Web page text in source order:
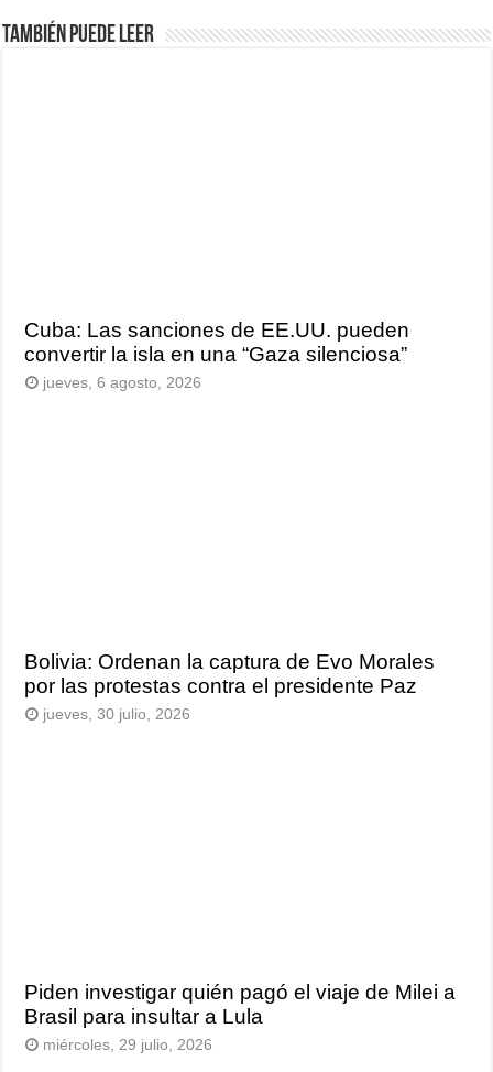
También puede leer
Cuba: Las sanciones de EE.UU. pueden
convertir la isla en una “Gaza silenciosa”
jueves, 6 agosto, 2026
Bolivia: Ordenan la captura de Evo Morales
por las protestas contra el presidente Paz
jueves, 30 julio, 2026
Piden investigar quién pagó el viaje de Milei a
Brasil para insultar a Lula
miércoles, 29 julio, 2026